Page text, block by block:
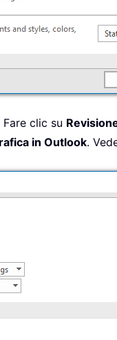
clic su
in Outlook.